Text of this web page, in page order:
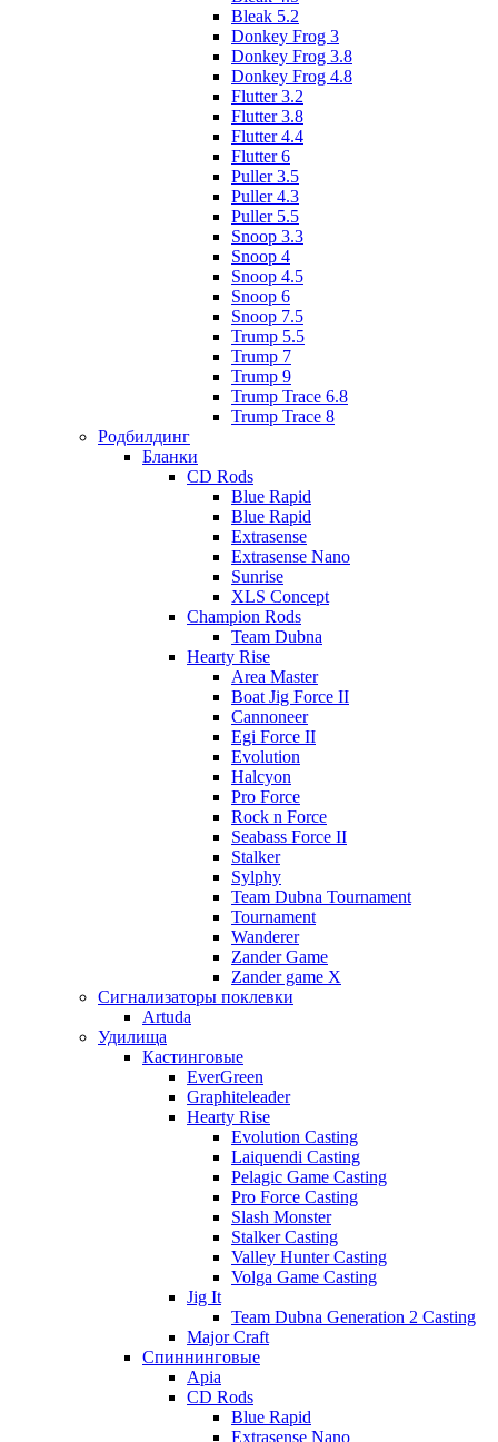
Bleak 5.2
Donkey Frog 3
Donkey Frog 3.8
Donkey Frog 4.8
Flutter 3.2
Flutter 3.8
Flutter 4.4
Flutter 6
Puller 3.5
Puller 4.3
Puller 5.5
Snoop 3.3
Snoop 4
Snoop 4.5
Snoop 6
Snoop 7.5
Trump 5.5
Trump 7
Trump 9
Trump Trace 6.8
Trump Trace 8
Родбилдинг
Бланки
CD Rods
Blue Rapid
Blue Rapid
Extrasense
Extrasense Nano
Sunrise
XLS Concept
Champion Rods
Team Dubna
Hearty Rise
Area Master
Boat Jig Force II
Cannoneer
Egi Force II
Evolution
Halcyon
Pro Force
Rock n Force
Seabass Force II
Stalker
Sylphy
Team Dubna Tournament
Tournament
Wanderer
Zander Game
Zander game X
Сигнализаторы поклевки
Artuda
Удилища
Кастинговые
EverGreen
Graphiteleader
Hearty Rise
Evolution Casting
Laiquendi Casting
Pelagic Game Casting
Pro Force Casting
Slash Monster
Stalker Casting
Valley Hunter Casting
Volga Game Casting
Jig It
Team Dubna Generation 2 Casting
Major Craft
Спиннинговые
Apia
CD Rods
Blue Rapid
Extrasense Nano